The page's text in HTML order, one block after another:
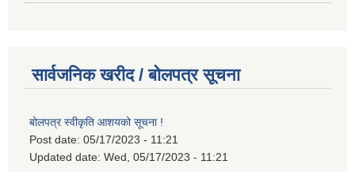
सार्वजनिक खरीद / बोलपत्र सूचना
बोलपत्र स्वीकृति आशयको सूचना !
Post date: 05/17/2023 - 11:21
Updated date: Wed, 05/17/2023 - 11:21